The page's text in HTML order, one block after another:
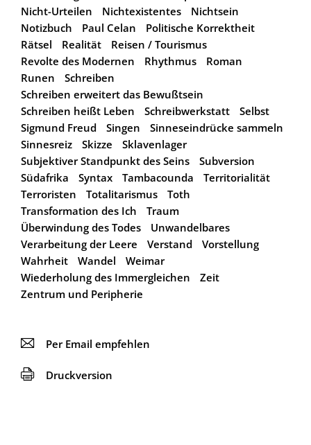
Nicht-Urteilen
Nichtexistentes
Nichtsein
Notizbuch
Paul Celan
Politische Korrektheit
Rätsel
Realität
Reisen / Tourismus
Revolte des Modernen
Rhythmus
Roman
Runen
Schreiben
Schreiben erweitert das Bewußtsein
Schreiben heißt Leben
Schreibwerkstatt
Selbst
Sigmund Freud
Singen
Sinneseindrücke sammeln
Sinnesreiz
Skizze
Sklavenlager
Subjektiver Standpunkt des Seins
Subversion
Südafrika
Syntax Tambacounda
Territorialität
Terroristen
Totalitarismus
Toth
Transformation des Ich
Traum
Überwindung des Todes
Unwandelbares
Verarbeitung der Leere
Verstand
Vorstellung
Wahrheit
Wandel
Weimar
Wiederholung des Immergleichen
Zeit
Zentrum und Peripherie
📧 Per Email empfehlen
🖨 Druckversion